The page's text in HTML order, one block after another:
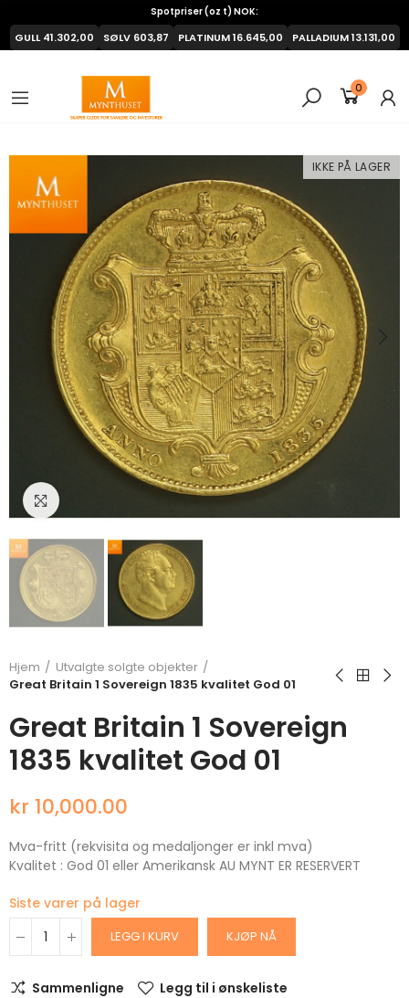
0
Spotpriser (oz t) NOK:
GULL41.302,00 SØLV 603,87 PLATINUM16.645,00 PALLADIUM13.131,00
IKKE PÅ LAGER
Klikk for å forstørre
Hjem
Utvalgte solgte objekter
Great Britain 1 Sovereign 1835 kvalitet God 01
Great Britain 1 Sovereign
1835 kvalitet God 01
kr 10,000.00
Mva-fritt (rekvisita og medaljonger er inkl mva)
Kvalitet : God 01 eller Amerikansk AU MYNT ER RESERVERT
Siste varer på lager
LEGG I KURV KJØP NÅ
Sammenligne Legg til i ønskeliste